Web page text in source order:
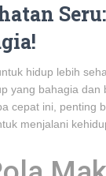
hidup lebih
yang bahagia dan
cepat ini, penting
menjalani